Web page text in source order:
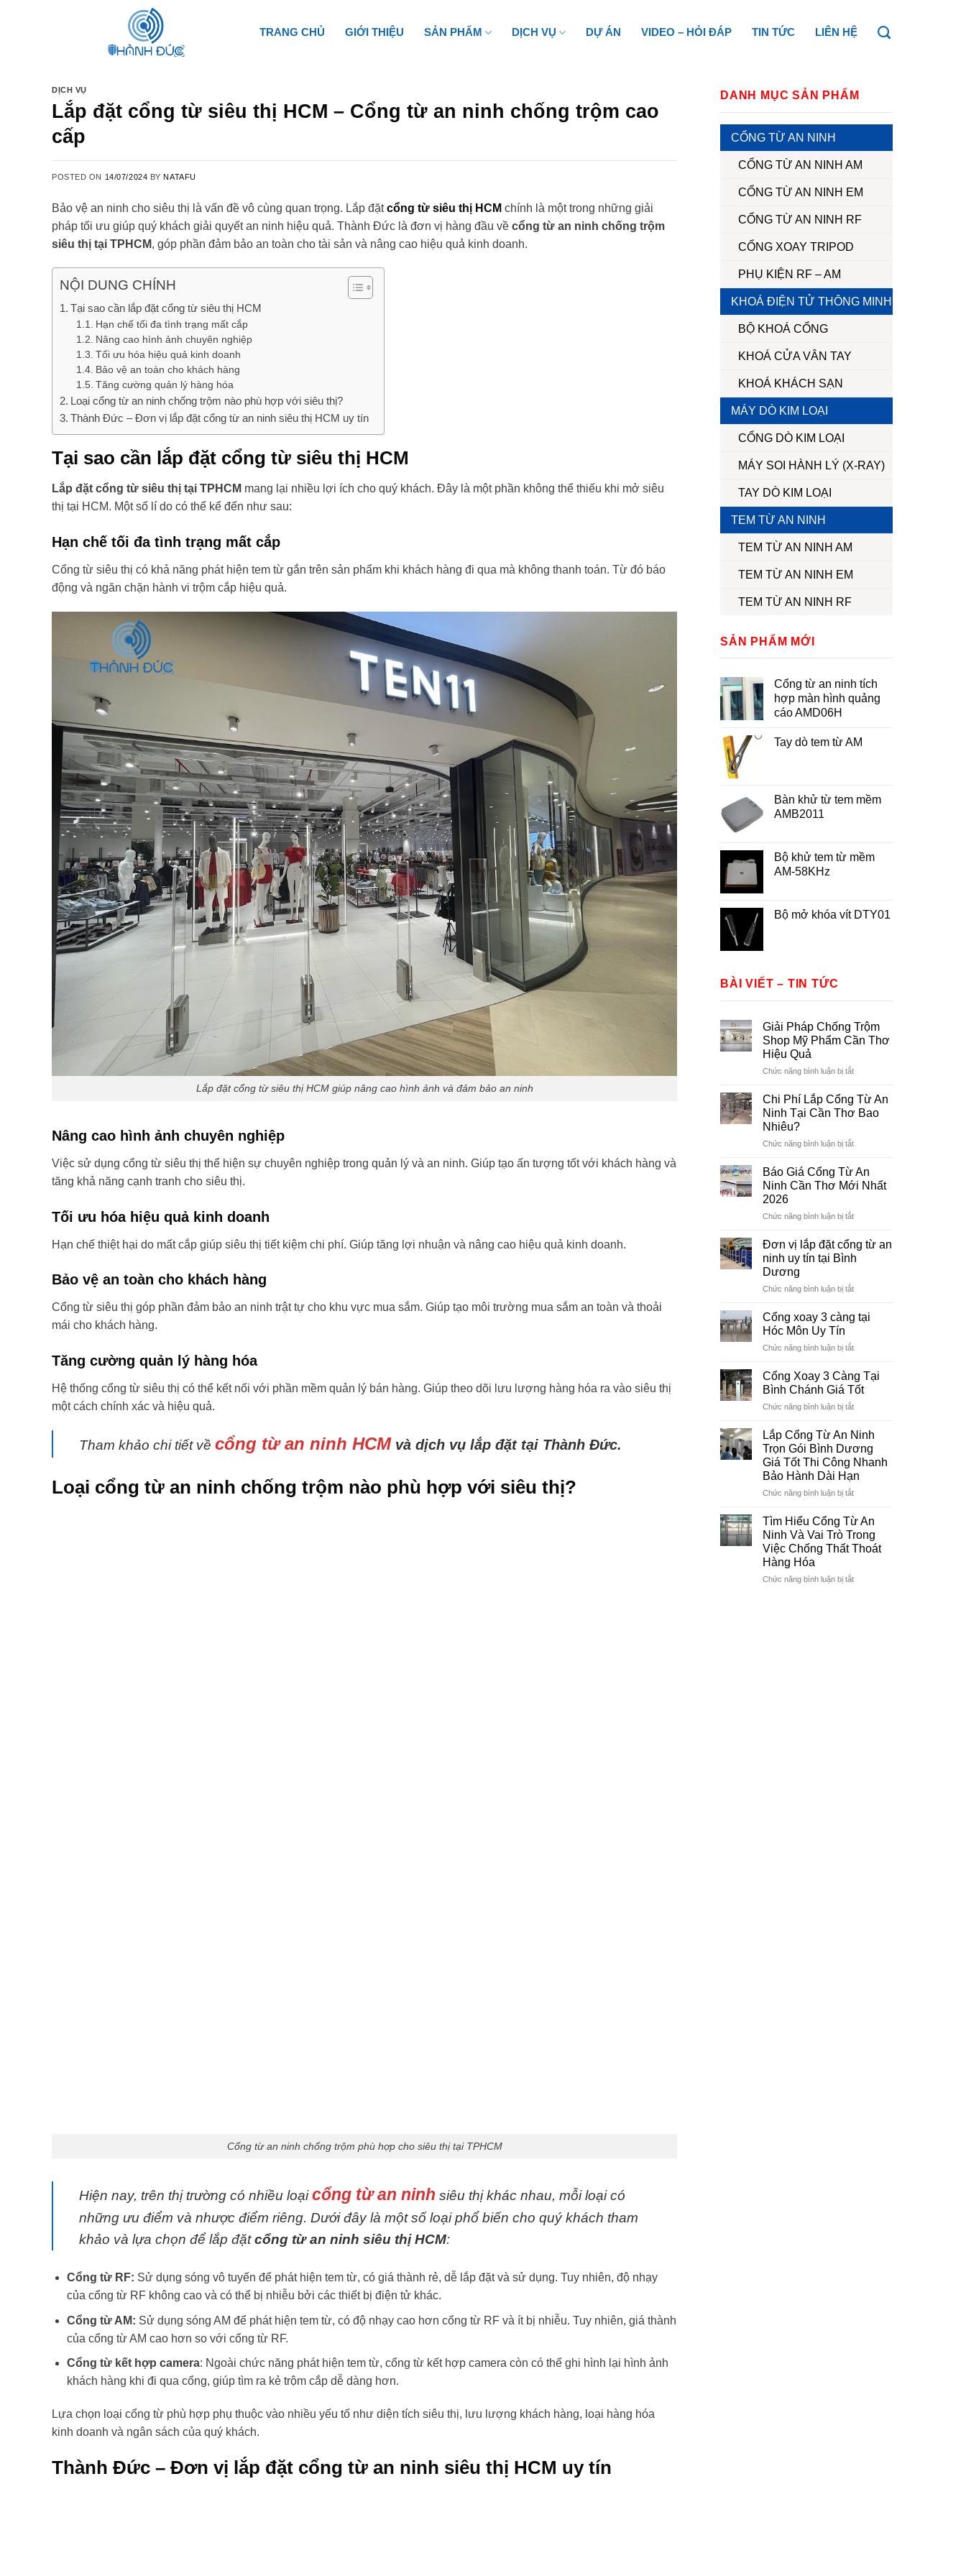
TRANG CHỦ GIỚI THIỆU SẢN PHẨM DỊCH VỤ DỰ ÁN VIDEO – HỎI ĐÁP TIN TỨC LIÊN HỆ
DỊCH VỤ
Lắp đặt cổng từ siêu thị HCM – Cổng từ an ninh chống trộm cao
cấp
POSTED ON 14/07/2024 BYNATAFU
Bảo vệ an ninh cho siêu thị là vấn đề vô cùng quan trọng. Lắp đặtcổng từ siêu thị HCM chính là một trong những giải
pháp tối ưu giúp quý khách giải quyết an ninh hiệu quả. Thành Đức là đơn vị hàng đầu về cổng từ an ninh chống trộm
siêu thị tại TPHCM, góp phần đảm bảo an toàn cho tài sản và nâng cao hiệu quả kinh doanh.
NỘI DUNG CHÍNH
Tại sao cần lắp đặt cổng từ siêu thị HCM
Hạn chế tối đa tình trạng mất cắp
Nâng cao hình ảnh chuyên nghiệp
Tối ưu hóa hiệu quả kinh doanh
Bảo vệ an toàn cho khách hàng
Tăng cường quản lý hàng hóa
Loại cổng từ an ninh chống trộm nào phù hợp với siêu thị?
Thành Đức – Đơn vị lắp đặt cổng từ an ninh siêu thị HCM uy tín
Tại sao cần lắp đặt cổng từ siêu thị HCM
Lắp đặt cổng từ siêu thị tại TPHCM mang lại nhiều lợi ích cho quý khách. Đây là một phần không thể thiếu khi mở siêu
thị tại HCM. Một số lí do có thể kể đến như sau:
Hạn chế tối đa tình trạng mất cắp
Cổng từ siêu thị có khả năng phát hiện tem từ gắn trên sản phẩm khi khách hàng đi qua mà không thanh toán. Từ đó báo
động và ngăn chặn hành vi trộm cắp hiệu quả.
Lắp đặt cổng từ siêu thị HCM giúp nâng cao hình ảnh và đảm bảo an ninh
Nâng cao hình ảnh chuyên nghiệp
Việc sử dụng cổng từ siêu thị thể hiện sự chuyên nghiệp trong quản lý và an ninh. Giúp tạo ấn tượng tốt với khách hàng và
tăng khả năng cạnh tranh cho siêu thị.
Tối ưu hóa hiệu quả kinh doanh
Hạn chế thiệt hại do mất cắp giúp siêu thị tiết kiệm chi phí. Giúp tăng lợi nhuận và nâng cao hiệu quả kinh doanh.
Bảo vệ an toàn cho khách hàng
Cổng từ siêu thị góp phần đảm bảo an ninh trật tự cho khu vực mua sắm. Giúp tạo môi trường mua sắm an toàn và thoải
mái cho khách hàng.
Tăng cường quản lý hàng hóa
Hệ thống cổng từ siêu thị có thể kết nối với phần mềm quản lý bán hàng. Giúp theo dõi lưu lượng hàng hóa ra vào siêu thị
một cách chính xác và hiệu quả.
Tham khảo chi tiết về cổng từ an ninh HCM và dịch vụ lắp đặt tại Thành Đức.
Loại cổng từ an ninh chống trộm nào phù hợp với siêu thị?
Cổng từ an ninh chống trộm phù hợp cho siêu thị tại TPHCM
Hiện nay, trên thị trường có nhiều loạicổng từ an ninh siêu thị khác nhau, mỗi loại có
những ưu điểm và nhược điểm riêng. Dưới đây là một số loại phổ biến cho quý khách tham
khảo và lựa chọn để lắp đặtcổng từ an ninh siêu thị HCM:
Cổng từ RF: Sử dụng sóng vô tuyến để phát hiện tem từ, có giá thành rẻ, dễ lắp đặt và sử dụng. Tuy nhiên, độ nhạy
của cổng từ RF không cao và có thể bị nhiễu bởi các thiết bị điện tử khác.
Cổng từ AM: Sử dụng sóng AM để phát hiện tem từ, có độ nhạy cao hơn cổng từ RF và ít bị nhiễu. Tuy nhiên, giá thành
của cổng từ AM cao hơn so với cổng từ RF.
Cổng từ kết hợp camera: Ngoài chức năng phát hiện tem từ, cổng từ kết hợp camera còn có thể ghi hình lại hình ảnh
khách hàng khi đi qua cổng, giúp tìm ra kẻ trộm cắp dễ dàng hơn.
Lựa chọn loại cổng từ phù hợp phụ thuộc vào nhiều yếu tố như diện tích siêu thị, lưu lượng khách hàng, loại hàng hóa
kinh doanh và ngân sách của quý khách.
Thành Đức – Đơn vị lắp đặt cổng từ an ninh siêu thị HCM uy tín
DANH MỤC SẢN PHẨM
CỔNG TỪ AN NINH
CỔNG TỪ AN NINH AM
CỔNG TỪ AN NINH EM
CỔNG TỪ AN NINH RF
CỔNG XOAY TRIPOD
PHỤ KIỆN RF – AM
KHOÁ ĐIỆN TỬ THÔNG MINH
BỘ KHOÁ CỔNG
KHOÁ CỬA VÂN TAY
KHOÁ KHÁCH SẠN
MÁY DÒ KIM LOẠI
CỔNG DÒ KIM LOẠI
MÁY SOI HÀNH LÝ (X-RAY)
TAY DÒ KIM LOẠI
TEM TỪ AN NINH
TEM TỪ AN NINH AM
TEM TỪ AN NINH EM
TEM TỪ AN NINH RF
SẢN PHẨM MỚI
Cổng từ an ninh tích
hợp màn hình quảng
cáo AMD06H
Tay dò tem từ AM
Bàn khử từ tem mềm
AMB2011
Bộ khử tem từ mềm
AM-58KHz
Bộ mở khóa vít DTY01
BÀI VIẾT – TIN TỨC
Giải Pháp Chống Trộm
Shop Mỹ Phẩm Cần Thơ
Hiệu Quả
Chức năng bình luận bị tắtở
Pháp
Chống
Trộm
Mỹ
Cần
Thơ
Hiệu
Chi Phí Lắp Cổng Từ An
Ninh Tại Cần Thơ Bao
Nhiêu?
Chức năng bình luận bị tắtở
Phí
Lắp
Cổng
An
Tại
Cần
Thơ
Nhiêu?
Báo Giá Cổng Từ An
Ninh Cần Thơ Mới Nhất
2026
Chức năng bình luận bị tắtở
Cổng
Từ
Ninh
Thơ
Mới
2026
Đơn vị lắp đặt cổng từ an
ninh uy tín tại Bình
Dương
Chức năng bình luận bị tắtở
lắp
cổng
an
ninh
tín
Bình
Dương
Cổng xoay 3 càng tại
Hóc Môn Uy Tín
Chức năng bình luận bị tắtở
xoay
3
càng
tại
Môn
Uy
Tín
Cổng Xoay 3 Càng Tại
Bình Chánh Giá Tốt
Chức năng bình luận bị tắtở
Xoay
Càng
Tại
Bình
Chánh
Tốt
Lắp Cổng Từ An Ninh
Trọn Gói Bình Dương
Giá Tốt Thi Công Nhanh
Bảo Hành Dài Hạn
Chức năng bình luận bị tắtở
Cổng
An
Ninh
Gói
Tìm Hiểu Cổng Từ An
Ninh Và Vai Trò Trong
Việc Chống Thất Thoát
Hàng Hóa
Chức năng bình luận bị tắtở